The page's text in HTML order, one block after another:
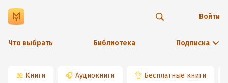
Что выбрать Библиотека Подписка
Войти
📖 Книги 🎧 Аудиокниги 👌 Бесплатные книги